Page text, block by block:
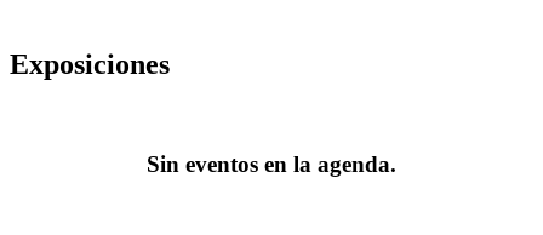
Exposiciones
Sin eventos en la agenda.